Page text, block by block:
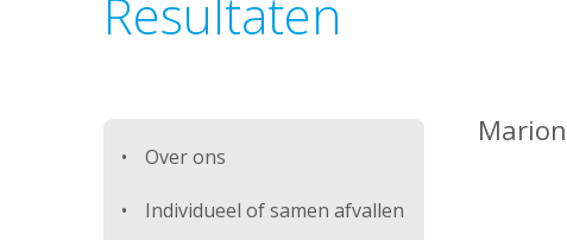
Resultaten
Over ons
Individueel of samen afvallen